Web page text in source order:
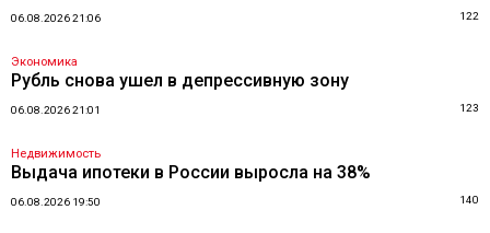
06.08.2026 21:06 122
Экономика
Рубль снова ушел в депрессивную зону
06.08.2026 21:01 123
Недвижимость
Выдача ипотеки в России выросла на 38%
06.08.2026 19:50 140